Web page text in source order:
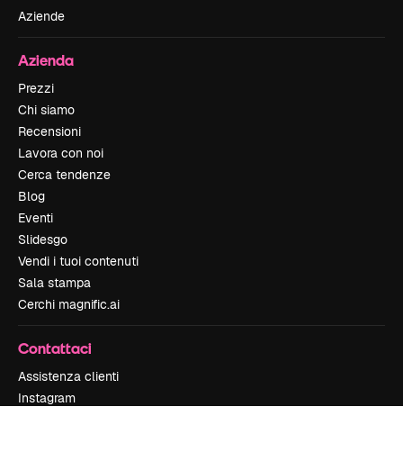
Aziende
Azienda
Prezzi
Chi siamo
Recensioni
Lavora con noi
Cerca tendenze
Blog
Eventi
Slidesgo
Vendi i tuoi contenuti
Sala stampa
Cerchi magnific.ai
Contattaci
Assistenza clienti
Instagram